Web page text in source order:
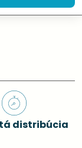
distribúcia